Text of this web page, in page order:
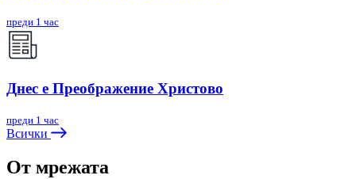
преди 1 час
Днес е Преображение Христово
преди 1 час
Всички
От мрежата